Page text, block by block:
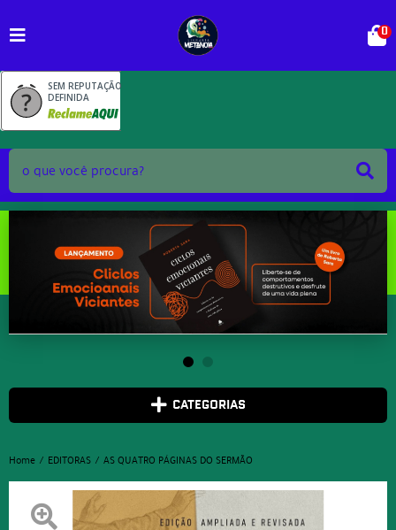
SEM REPUTAÇÃO
DEFINIDA
0
CATEGORIAS
Home EDITORAS AS QUATRO PÁGINAS DO SERMÃO